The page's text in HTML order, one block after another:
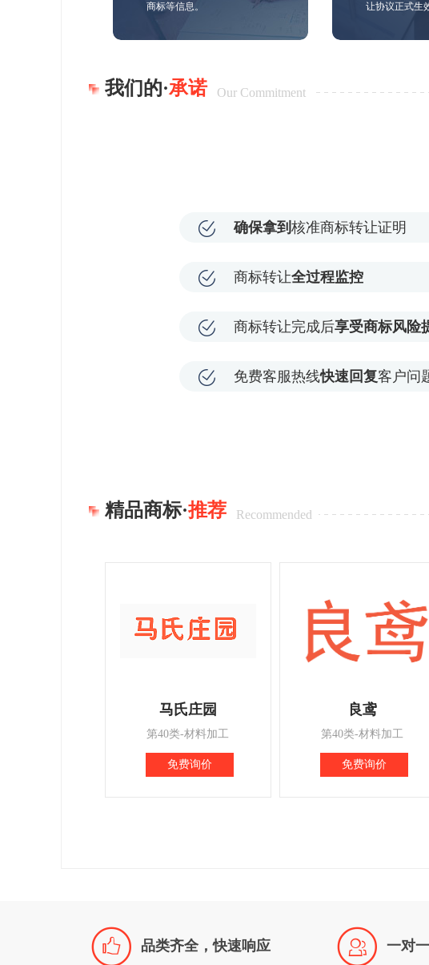
商标等信息。
让协议正式生
我们的·承诺 Our Commitment
确保拿到 核准商标转让证明
商标转让全过程监控
商标转让完成后享受商标风险
免费客服热线快速回复客户问
精品商标·推荐 Recommended
马氏庄园
第40类-材料加工
免费询价
良鸢
第40类-材料加工
免费询价
 品类齐全，快速响应  一对